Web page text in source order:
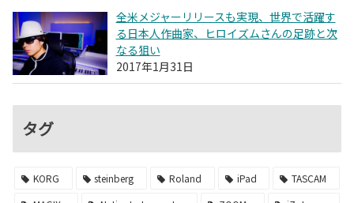
全米メジャーリリースも実現、世界で活躍す
る日本人作曲家、ヒロイズムさんの足跡と次
なる狙い
2017年1月31日
タグ
KORG steinberg Roland iPad
TASCAM